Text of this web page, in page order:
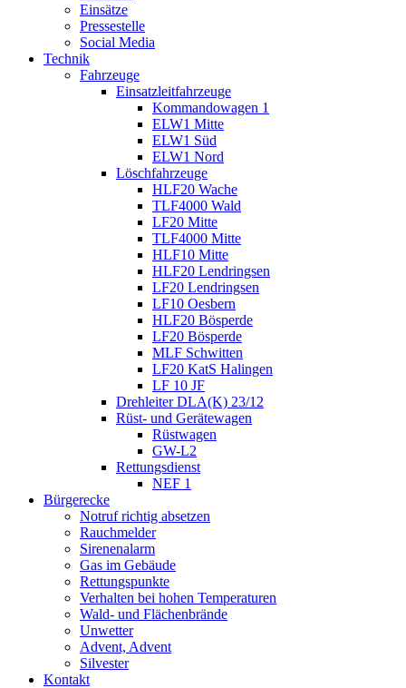
Einsätze
Pressestelle
Social Media
Technik
Fahrzeuge
Einsatzleitfahrzeuge
Kommandowagen 1
ELW1 Mitte
ELW1 Süd
ELW1 Nord
Löschfahrzeuge
HLF20 Wache
TLF4000 Wald
LF20 Mitte
TLF4000 Mitte
HLF10 Mitte
HLF20 Lendringsen
LF20 Lendringsen
LF10 Oesbern
HLF20 Bösperde
LF20 Bösperde
MLF Schwitten
LF20 KatS Halingen
LF 10 JF
Drehleiter DLA(K) 23/12
Rüst- und Gerätewagen
Rüstwagen
GW-L2
Rettungsdienst
NEF 1
Bürgerecke
Notruf richtig absetzen
Rauchmelder
Sirenenalarm
Gas im Gebäude
Rettungspunkte
Verhalten bei hohen Temperaturen
Wald- und Flächenbrände
Unwetter
Advent, Advent
Silvester
Kontakt